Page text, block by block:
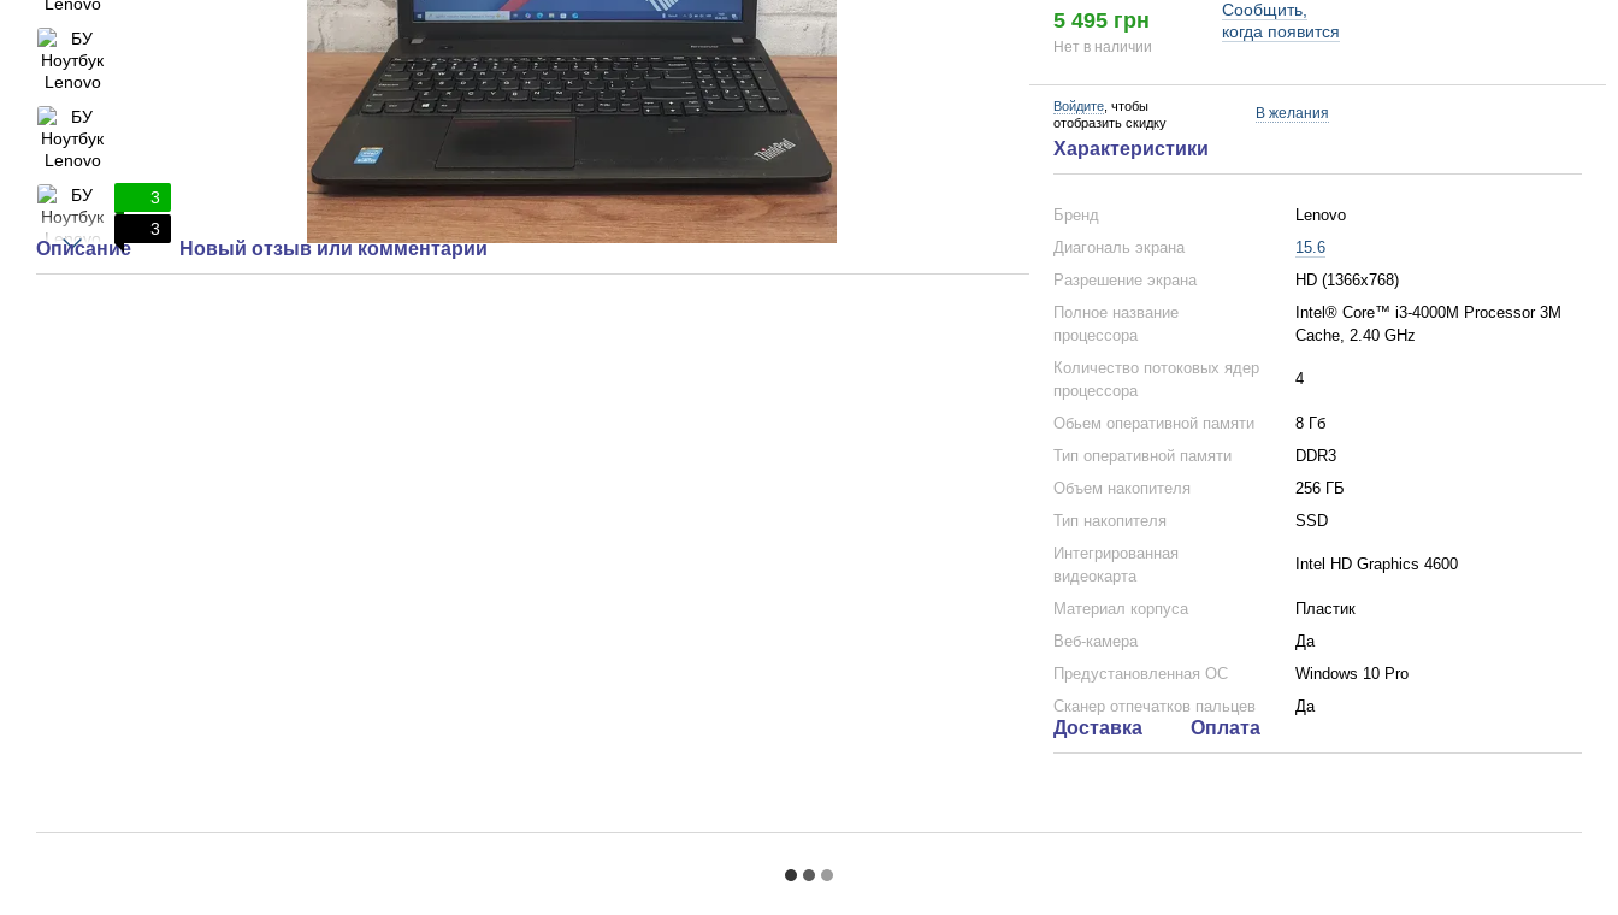
3
3
Описание Новый отзыв или комментарий
5 495 грн
Нет в наличии
Сообщить,
когда появится
Войдите, чтобы
отобразить скидку
В желания
Характеристики
Бренд
Lenovo
Диагональ экрана
15.6
Разрешение экрана
HD (1366x768)
Полное название
процессора
Intel® Core™ i3-4000M Processor 3M
Cache, 2.40 GHz
Количество потоковых ядер
процессора
4
Обьем оперативной памяти
8 Гб
Тип оперативной памяти
DDR3
Объем накопителя
256 ГБ
Тип накопителя
SSD
Интегрированная
видеокарта
Intel HD Graphics 4600
Материал корпуса
Пластик
Веб-камера
Да
Предустановленная ОС
Windows 10 Pro
Сканер отпечатков пальцев
Да
Доставка Оплата